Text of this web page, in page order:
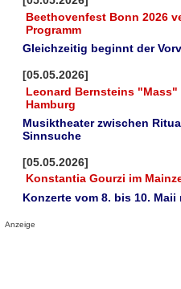
Beethovenfest Bonn 2026
Programm
Gleichzeitig beginnt der
[05.05.2026]
Leonard Bernsteins
Hamburg
Musiktheater zwischen
Sinnsuche
[05.05.2026]
Konstantia Gourzi im
Konzerte vom 8. bis 10.
Anzeige